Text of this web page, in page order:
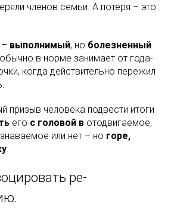
членов семьи. А потеря – это
– выполнимый, но болезненный
в норме занимает от года-
когда действительно пережил
призыв человека подвести итоги
его с головой в отодвигаемое,
или нет – но горе,
.
ре-